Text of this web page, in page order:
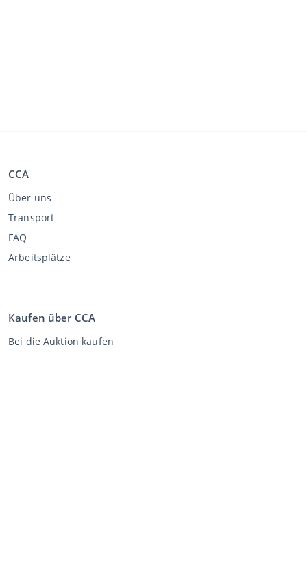
CCA
Über uns
Transport
FAQ
Arbeitsplätze
Kaufen über CCA
Bei die Auktion kaufen